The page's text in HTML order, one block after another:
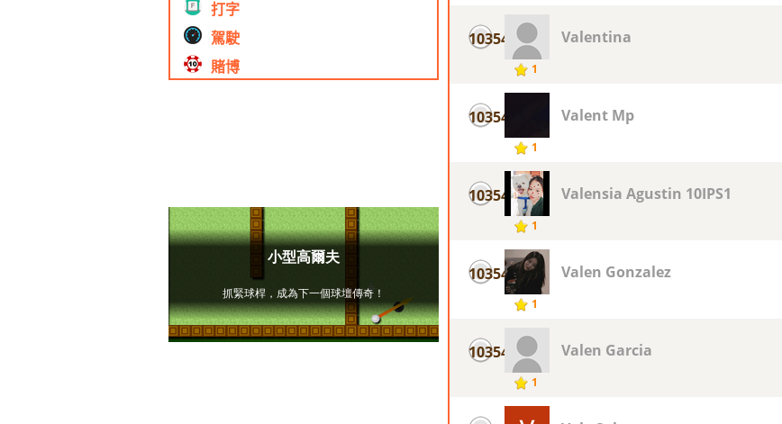
打字
駕駛
賭博
10354
1
Valentina
10354
1
Valent Mp
10354
1
Valensia Agustin 10IPS1
10354
1
Valen Gonzalez
10354
1
Valen Garcia